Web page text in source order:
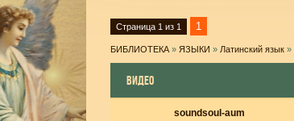
Страница 1 из 1 1
БИБЛИОТЕКА » ЯЗЫКИ » Латинский язык »
ВИДЕО
soundsoul-aum